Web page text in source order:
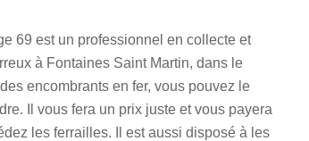
69 est un professionnel en collecte et
à Fontaines Saint Martin, dans le
encombrants en fer, vous pouvez le
Il vous fera un prix juste et vous payera
les ferrailles. Il est aussi disposé à les